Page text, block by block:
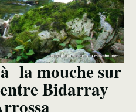
la mouche sur
Bidarray